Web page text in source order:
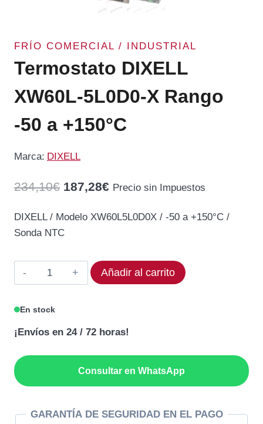
FRÍO COMERCIAL / INDUSTRIAL
Termostato DIXELL
XW60L-5L0D0-X Rango
-50 a +150°C
Marca: DIXELL
234,10€ El
original
234,10€.
187,28€El
187,28€.
Precio sin Impuestos
DIXELL / Modelo XW60L5L0D0X / -50 a +150°C /
Sonda NTC
Termostato
DIXELL
5L0D0-
X
cantidad
Añadir al carrito
En stock
¡Envíos en 24 / 72 horas!
Consultar en WhatsApp
GARANTÍA DE SEGURIDAD EN EL PAGO